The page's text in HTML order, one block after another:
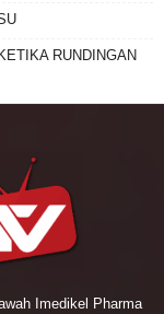
RUNDINGAN
Imedikel Pharma